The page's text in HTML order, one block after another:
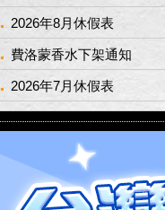
2026年8月休假表
費洛蒙香水下架通知
2026年7月休假表